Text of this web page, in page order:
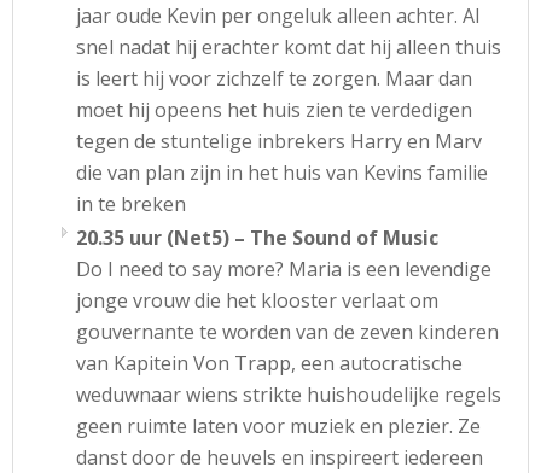
jaar oude Kevin per ongeluk alleen achter. Al
snel nadat hij erachter komt dat hij alleen thuis
is leert hij voor zichzelf te zorgen. Maar dan
moet hij opeens het huis zien te verdedigen
tegen de stuntelige inbrekers Harry en Marv
die van plan zijn in het huis van Kevins familie
in te breken
20.35 uur (Net5) – The Sound of Music
Do I need to say more? Maria is een levendige
jonge vrouw die het klooster verlaat om
gouvernante te worden van de zeven kinderen
van Kapitein Von Trapp, een autocratische
weduwnaar wiens strikte huishoudelijke regels
geen ruimte laten voor muziek en plezier. Ze
danst door de heuvels en inspireert iedereen